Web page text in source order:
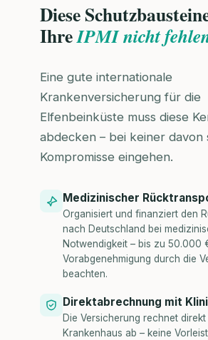
Diese
IhreIPMI nicht
Eine gute internationale
Krankenversicherung für die
Elfenbeinküste muss diese
abdecken – bei keiner davon
Kompromisse eingehen.
Medizinischer
Organisiert und finanziert den
nach Deutschland bei
Notwendigkeit – bis zu 50.000
Vorabgenehmigung durch die
beachten.
Direktabrechnung mit
Die Versicherung rechnet direkt
Krankenhaus ab – keine